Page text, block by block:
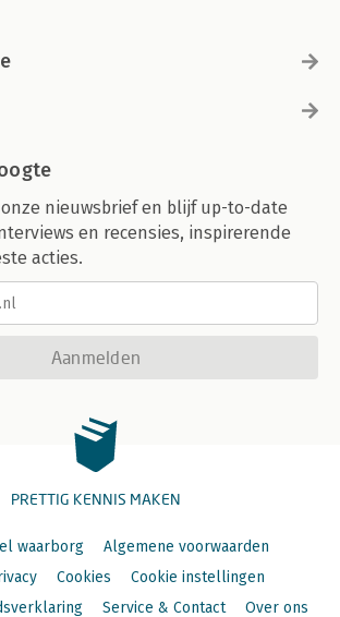
nieuwsbrief en blijf up-to-date
en recensies, inspirerende
acties.
Aanmelden
PRETTIG KENNIS MAKEN
waarborg
Algemene voorwaarden
Cookies
Cookie instellingen
Service & Contact Over ons